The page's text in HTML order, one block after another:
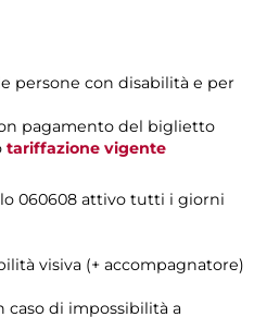
persone con disabilità e per
pagamento del biglietto
tariffazione vigente
060608 attivo tutti i giorni
visiva (+ accompagnatore)
caso di impossibilità a